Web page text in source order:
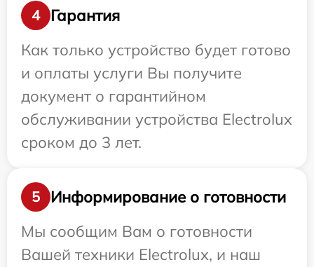
4
Гарантия
Как только устройство будет готово
и оплаты услуги Вы получите
документ о гарантийном
обслуживании устройства Electrolux
сроком до 3 лет.
5
Информирование о готовности
Мы сообщим Вам о готовности
Вашей техники Electrolux, и наш